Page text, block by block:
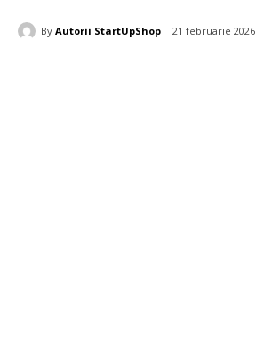
By Autorii StartUpShop 21 februarie 2026